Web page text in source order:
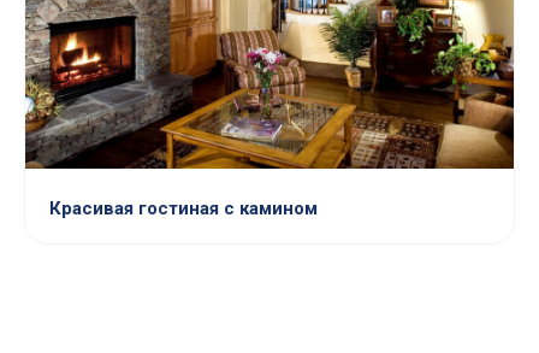
Красивая гостиная с камином